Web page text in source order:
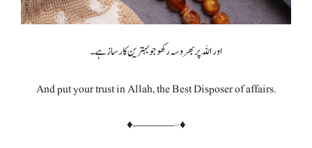
اور اللہ پر بھروسہ رکھو جو بہترین کارساز ہے۔
And put your trust in Allah, the Best Disposer of affairs.
♦—————–♦